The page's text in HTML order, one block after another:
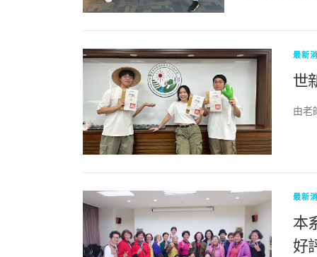
最新
世
由老
最新
本
好